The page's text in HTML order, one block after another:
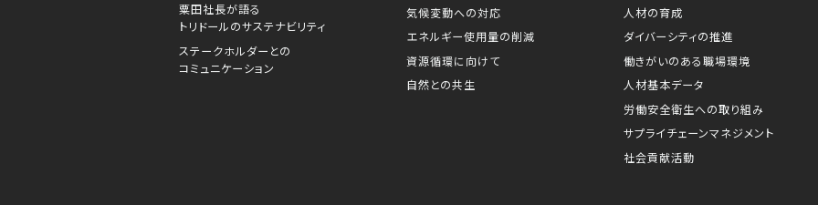
粟田社長が語る
トリドールのサステナビリティ
ステークホルダーとの
コミュニケーション
気候変動への対応
エネルギー使用量の削減
資源循環に向けて
自然との共生
人材の育成
ダイバーシティの推進
働きがいのある職場環境
人材基本データ
労働安全衛生への取り組み
サプライチェーンマネジメント
社会貢献活動